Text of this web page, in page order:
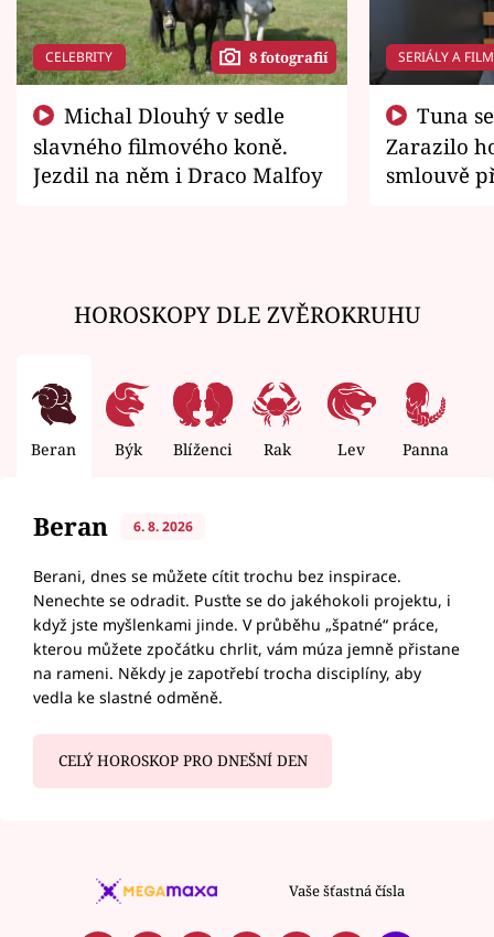
CELEBRITY 8 fotografií
slavného filmového koně.
Jezdil na něm i Draco Malfoy
SERIÁLY A
Zarazilo
smlouvě
HOROSKOPY DLE ZVĚROKRUHU
Beran Býk Blíženci Rak Lev Panna
Beran 6. 8. 2026
Berani, dnes se můžete cítit trochu bez inspirace.
Nenechte se odradit. Pusťte se do jakéhokoli projektu, i
když jste myšlenkami jinde. V průběhu „špatné“ práce,
kterou můžete zpočátku chrlit, vám múza jemně přistane
na rameni. Někdy je zapotřebí trocha disciplíny, aby
vedla ke slastné odměně.
CELÝ HOROSKOP PRO DNEŠNÍ DEN
Vaše šťastná čísla